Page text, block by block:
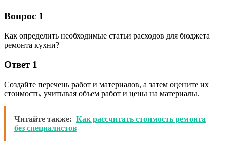
Вопрос 1
Как определить необходимые статьи расходов для бюджета
ремонта кухни?
Ответ 1
Создайте перечень работ и материалов, а затем оцените их
стоимость, учитывая объем работ и цены на материалы.
Читайте также: Как рассчитать стоимость ремонта
без специалистов